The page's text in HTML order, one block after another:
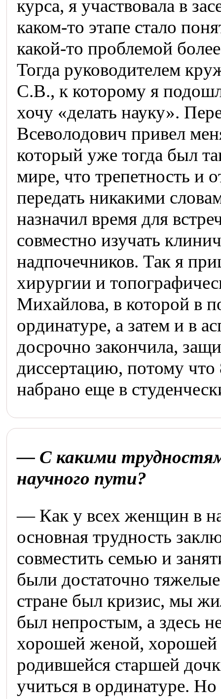
курса, я участвовала в
каком-то этапе стало
какой-то проблемой
Тогда руководителем
С.В., к которому я
хочу «делать науку».
Всеволодович привел
который уже тогда был
мире, что трепетность и
передать никакими
назначил время для
совместно изучать
надпочечников. Так я
хирургии и
Михайлова, в которой в
ординатуре, а затем и в
досрочно закончила,
диссертацию, потому
набрано еще в
— С какими
научного пути?
— Как у всех женщин в
основная трудность
совместить семью и
были достаточно
стране был кризис, мы
был непростым, а здесь
хорошей женой, хорошей
родившейся старшей
учиться в ординатуре. Но